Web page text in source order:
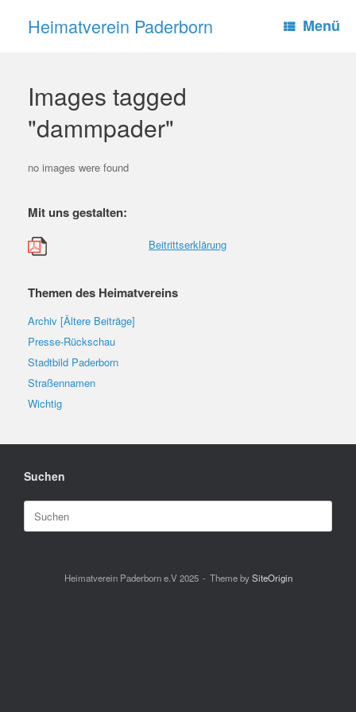
springenHeimatverein Paderborn Menü
Images tagged
"dammpader"
no images were found
Mit uns gestalten:
Beitrittserklärung
Themen des Heimatvereins
Archiv [Ältere Beiträge]
Presse-Rückschau
Stadtbild Paderborn
Straßennamen
Wichtig
Suchen
Suchen
nach:
Heimatverein Paderborn e.V 2025 Theme bySiteOrigin